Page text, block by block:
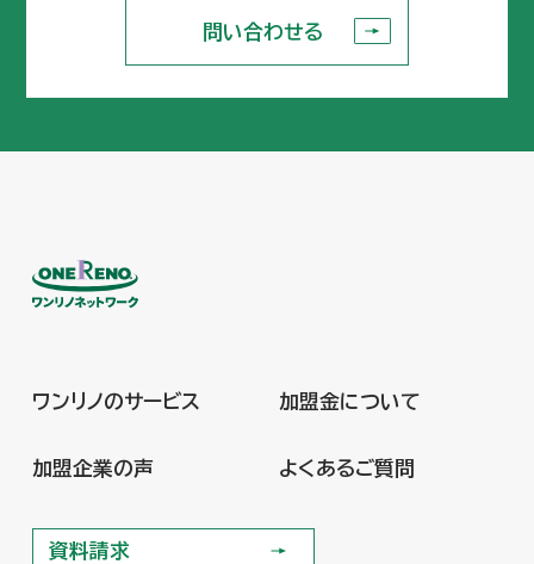
問い合わせる
ワンリノのサービス
加盟金について
加盟企業の声
よくあるご質問
資料請求